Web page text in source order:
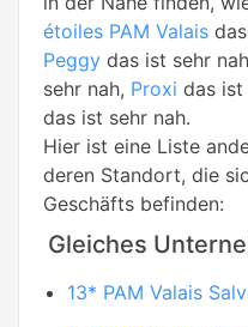
étoiles PAM Valais
Peggy das ist sehr
sehr nah, Proxi das ist
das ist sehr nah.
Hier ist eine Liste
deren Standort, die
Geschäfts befinden:
Gleiches
13* PAM Valais